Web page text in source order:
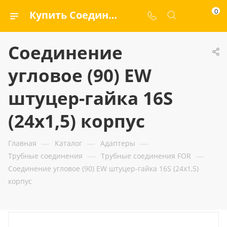
Купить Соединение угловое (90) EW штуцер-гайка 16S (24x1,5) корпус — ООО «ГИДРАМАКС» 0
Соединение
угловое (90) EW
штуцер-гайка 16S
(24x1,5) корпус
Главная — Каталог — Адаптеры —
Трубные соединения — Трубные соединения FOR —
Соединение угловое (90) EW штуцер-гайка 16S (24x1,5)
корпус